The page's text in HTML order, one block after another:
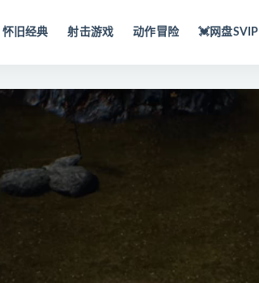
怀旧经典 射击游戏 动作冒险 💓网盘SVIP